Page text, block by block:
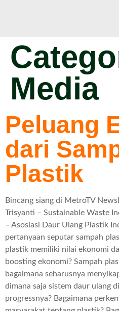
Media
Peluang
dari
Plastik
Bincang siang di MetroTV
Trisyanti – Sustainable Waste
– Asosiasi Daur Ulang Plastik
pertanyaan seputar sampah
plastik memiliki nilai ekonomi
boosting ekonomi? Sampah
bagaimana seharusnya
dimana saja sistem daur ulang
progressnya? Bagaimana